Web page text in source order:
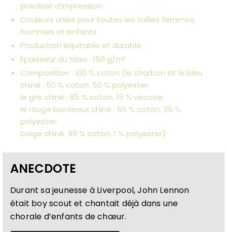
procédé d’impression
Couleurs unies pour toutes les tailles femmes,
hommes et enfants
Production équitable et durable
Épaisseur du tissu : 150 g/m²
Composition : 100 % coton (le charbon et le bleu
chiné : 50 % coton, 50 % polyester;
le gris chiné : 85 % coton, 15 % viscose;
le rouge bordeaux chiné : 65 % coton, 35 %
polyester;
beige chiné: 99 % coton, 1 % polyester)
ANECDOTE
Durant sa jeunesse à Liverpool, John Lennon
était boy scout et chantait déjà dans une
chorale d’enfants de chœur.